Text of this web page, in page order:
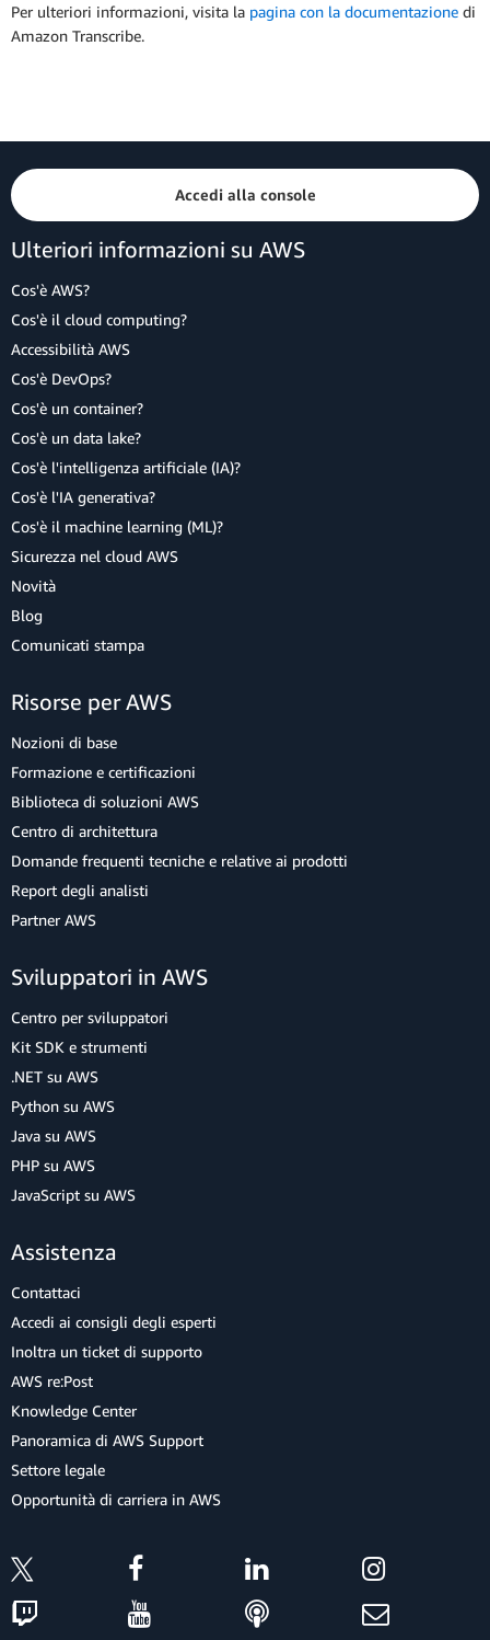
Per ulteriori informazioni, visita la pagina con la documentazione di
Amazon Transcribe.
Accedi alla console
Ulteriori informazioni su AWS
Cos'è AWS?
Cos'è il cloud computing?
Accessibilità AWS
Cos'è DevOps?
Cos'è un container?
Cos'è un data lake?
Cos'è l'intelligenza artificiale (IA)?
Cos'è l'IA generativa?
Cos'è il machine learning (ML)?
Sicurezza nel cloud AWS
Novità
Blog
Comunicati stampa
Risorse per AWS
Nozioni di base
Formazione e certificazioni
Biblioteca di soluzioni AWS
Centro di architettura
Domande frequenti tecniche e relative ai prodotti
Report degli analisti
Partner AWS
Sviluppatori in AWS
Centro per sviluppatori
Kit SDK e strumenti
.NET su AWS
Python su AWS
Java su AWS
PHP su AWS
JavaScript su AWS
Assistenza
Contattaci
Accedi ai consigli degli esperti
Inoltra un ticket di supporto
AWS re:Post
Knowledge Center
Panoramica di AWS Support
Settore legale
Opportunità di carriera in AWS